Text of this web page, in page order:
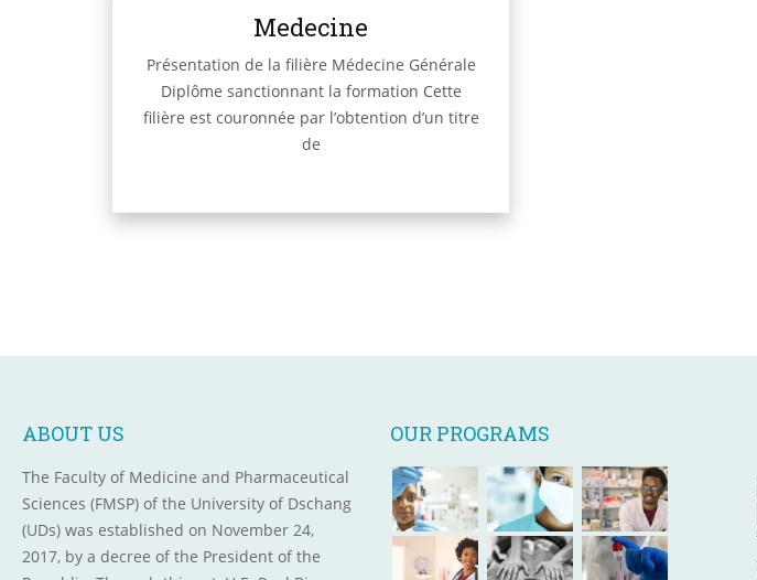
Medecine
Présentation de la filière Médecine Générale
Diplôme sanctionnant la formation Cette
filière est couronnée par l’obtention d’un titre
de
ABOUT US
The Faculty of Medicine and Pharmaceutical
Sciences (FMSP) of the University of Dschang
(UDs) was established on November 24,
2017, by a decree of the President of the
OUR PROGRAMS